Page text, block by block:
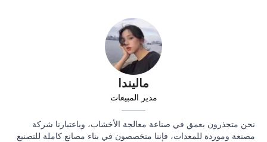
ماليندا
مدير المبيعات
نحن متجذرون بعمق في صناعة معالجة الأخشاب، وباعتبارنا شركة
مصنعة وموردة للمعدات، فإننا متخصصون في بناء مصانع كاملة للتصنيع